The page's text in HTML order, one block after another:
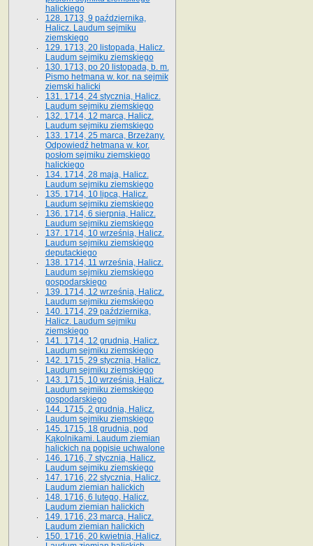
halickiego
128. 1713, 9 października,
Halicz. Laudum sejmiku
ziemskiego
129. 1713, 20 listopada, Halicz.
Laudum sejmiku ziemskiego
130. 1713, po 20 listopada, b. m.
Pismo hetmana w. kor. na sejmik
ziemski halicki
131. 1714, 24 stycznia, Halicz.
Laudum sejmiku ziemskiego
132. 1714, 12 marca, Halicz.
Laudum sejmiku ziemskiego
133. 1714, 25 marca, Brzeżany.
Odpowiedź hetmana w. kor.
posłom sejmiku ziemskiego
halickiego
134. 1714, 28 maja, Halicz.
Laudum sejmiku ziemskiego
135. 1714, 10 lipca, Halicz.
Laudum sejmiku ziemskiego
136. 1714, 6 sierpnia, Halicz.
Laudum sejmiku ziemskiego
137. 1714, 10 września, Halicz.
Laudum sejmiku ziemskiego
deputackiego
138. 1714, 11 września, Halicz.
Laudum sejmiku ziemskiego
gospodarskiego
139. 1714, 12 września, Halicz.
Laudum sejmiku ziemskiego
140. 1714, 29 października,
Halicz. Laudum sejmiku
ziemskiego
141. 1714, 12 grudnia, Halicz.
Laudum sejmiku ziemskiego
142. 1715, 29 stycznia, Halicz.
Laudum sejmiku ziemskiego
143. 1715, 10 września, Halicz.
Laudum sejmiku ziemskiego
gospodarskiego
144. 1715, 2 grudnia, Halicz.
Laudum sejmiku ziemskiego
145. 1715, 18 grudnia, pod
Kąkolnikami. Laudum ziemian
halickich na popisie uchwalone
146. 1716, 7 stycznia, Halicz.
Laudum sejmiku ziemskiego
147. 1716, 22 stycznia, Halicz.
Laudum ziemian halickich
148. 1716, 6 lutego, Halicz.
Laudum ziemian halickich
149. 1716, 23 marca, Halicz.
Laudum ziemian halickich
150. 1716, 20 kwietnia, Halicz.